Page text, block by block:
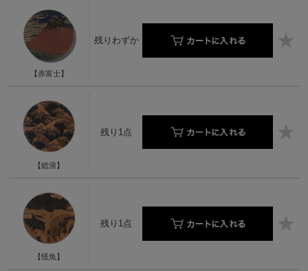
【赤富士】
残りわずか
【総浪】
残り1点
【怪魚】
残り1点